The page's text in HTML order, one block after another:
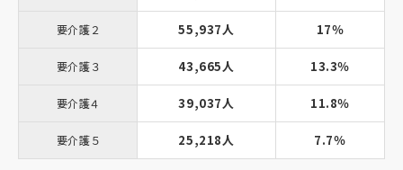
要介護２ 55,937人 17％
要介護３ 43,665人 13.3％
要介護４ 39,037人 11.8％
要介護５ 25,218人 7.7％